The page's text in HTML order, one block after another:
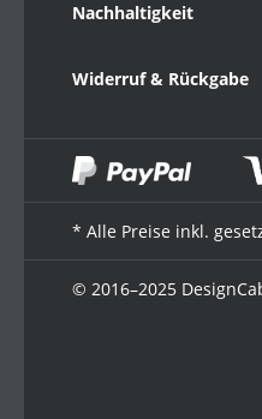
Nachhaltigkeit
Widerruf & Rückgabe
* Alle Preise inkl.
© 2016–2025